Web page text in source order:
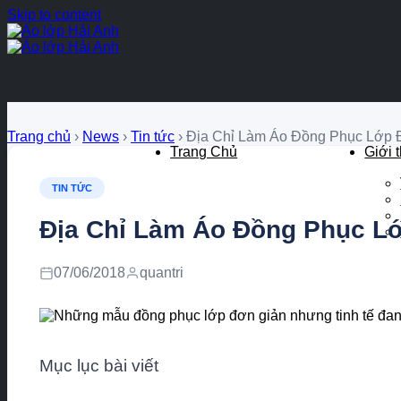
Skip to content
Trang Chủ Giới
Trang chủ › News › Tin tức › Địa Chỉ Làm Áo Đồng Phục Lớp
TIN TỨC
Địa Chỉ Làm Áo Đồng Phục
07/06/2018 quantri
Mục lục bài viết